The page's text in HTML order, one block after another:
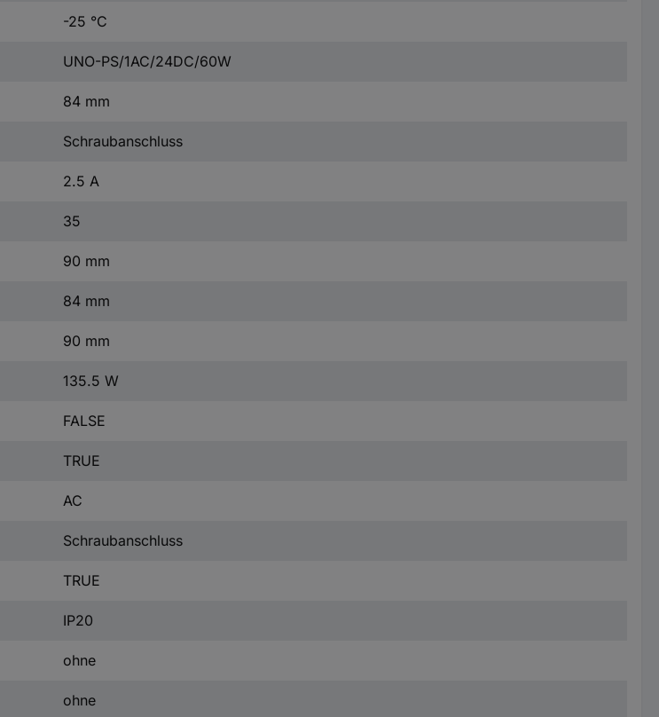
-25 °C
UNO-PS/1AC/24DC/60W
84 mm
Schraubanschluss
2.5 A
35
90 mm
84 mm
90 mm
135.5 W
FALSE
TRUE
AC
Schraubanschluss
TRUE
IP20
ohne
ohne